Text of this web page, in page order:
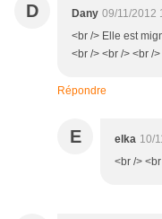
D Dany 09/11/2012
<br /> Elle est
<br /> <br /> <br /
Répondre
E elka 10/
<br />